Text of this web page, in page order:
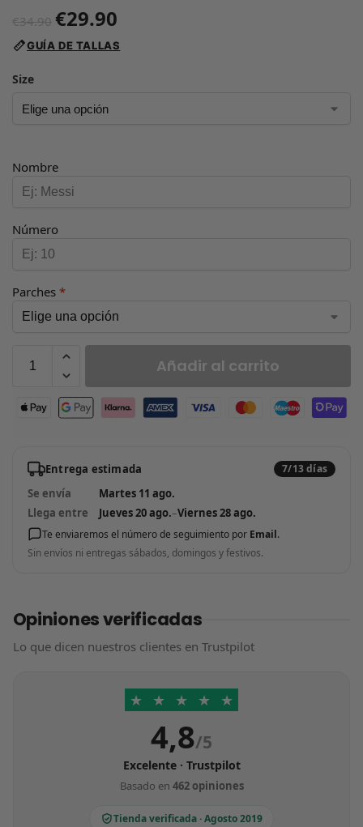
€34.90 €29.90
GUÍA DE TALLAS
Size
Nombre
Número
Parches *
Añadir al carrito
Entrega estimada 7/13 días
Se envía
Martes 11 ago.
Llega entre
Jueves 20 ago.–Viernes 28 ago.
Te enviaremos el número de seguimiento por Email.
Sin envíos ni entregas sábados, domingos y festivos.
Opiniones verificadas
Lo que dicen nuestros clientes en Trustpilot
★ ★ ★ ★ ★
4,8/5
Excelente · Trustpilot
Basado en 462 opiniones
Tienda verificada · Agosto 2019